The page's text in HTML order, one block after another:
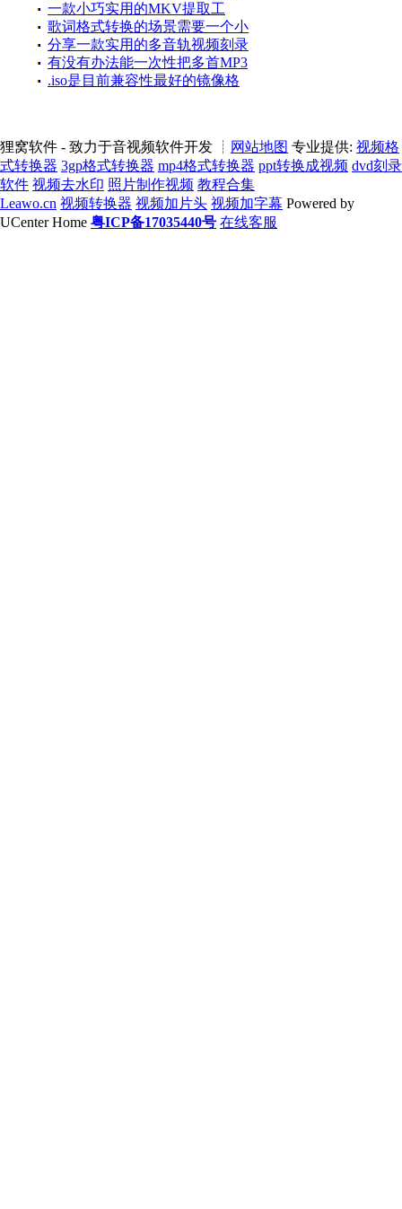
时连文件都打不开
让录音音量略高于背景音乐，保证
人声清晰可辨
一款小巧实用的MKV提取工
具，可以轻松分离MKV文件里视
频、音频和字幕
歌词格式转换的场景需要一个小
工具，帮我们把 KRC 转成 LRC，
非常简单实用
分享一款实用的多音轨视频刻录
工具，你可以比较轻松地实现多音
轨视频编辑和刻录
有没有办法能一次性把多首MP3
的音量统一调整到相同大小呢？
.iso是目前兼容性最好的镜像格
狸窝软件 - 致力于音视频软件开发 ┊ 网站地图 专业提供: 视频格
式转换器 3gp格式转换器 mp4格式转换器 ppt转换成视频 dvd刻录
软件 视频去水印 照片制作视频 教程合集
Leawo.cn 视频转换器 视频加片头 视频加字幕 Powered by
UCenter Home 粤ICP备17035440号 在线客服